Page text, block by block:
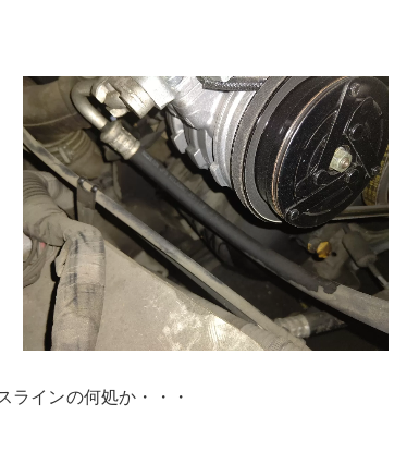
ラインの何処か・・・